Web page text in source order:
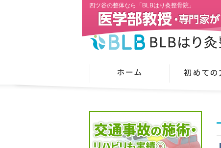
四ツ谷の整体なら「BLBはり灸整骨院」